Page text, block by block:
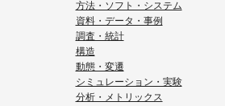
方法・ソフト・システム
資料・データ・事例
調査・統計
構造
動態・変遷
シミュレーション・実験
分析・メトリックス